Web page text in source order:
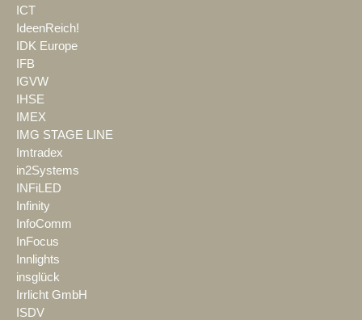
ICT
IdeenReich!
IDK Europe
IFB
IGVW
IHSE
IMEX
IMG STAGE LINE
Imtradex
in2Systems
INFiLED
Infinity
InfoComm
InFocus
Innlights
insglück
Irrlicht GmbH
ISDV